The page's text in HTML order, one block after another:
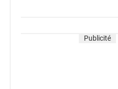
Publicité